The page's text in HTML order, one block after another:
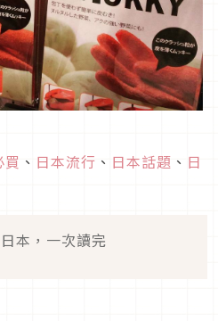
買 、 日本流行 、 日本話題 、 日
本，一次讀完